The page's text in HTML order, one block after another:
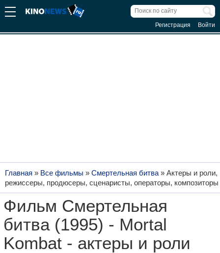
Регистрация Войти
Главная » Все фильмы » Смертельная битва » Актеры и роли,
режиссеры, продюсеры, сценаристы, операторы, композиторы
Фильм Смертельная
битва (1995) - Mortal
Kombat - актеры и роли